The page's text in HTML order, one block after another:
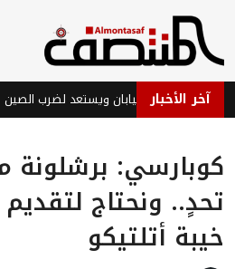
آخر الأخبار
يضرب اليابان ويستعد لضرب الصين
كوبارسي: برشلونة
تحدٍ.. ونحتاج لتقديم
خيبة أتلتيكو